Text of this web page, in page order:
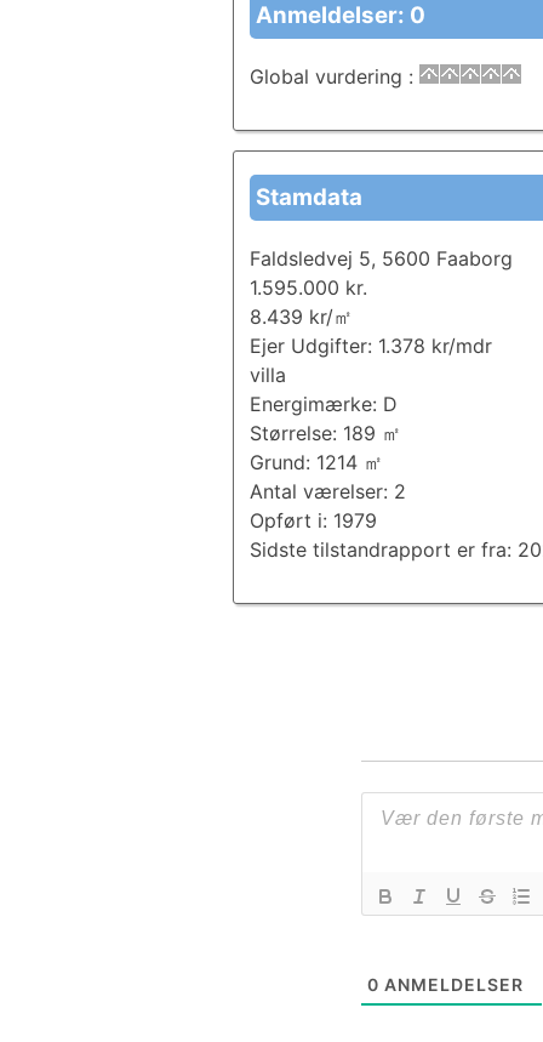
0 ANMELDELSER
Anmeldelser: 0
Global vurdering :
Stamdata
Faldsledvej 5, 5600 Faaborg
1.595.000 kr.
8.439 kr/㎡
Ejer Udgifter: 1.378 kr/mdr
villa
Energimærke: D
Størrelse: 189 ㎡
Grund: 1214 ㎡
Antal værelser: 2
Opført i: 1979
Sidste tilstandrapport er fra: